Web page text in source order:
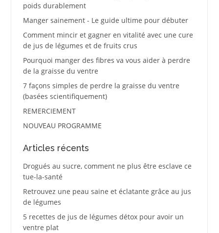
poids durablement
Manger sainement - Le guide ultime pour débuter
Comment mincir et gagner en vitalité avec une cure
de jus de légumes et de fruits crus
Pourquoi manger des fibres va vous aider à perdre
de la graisse du ventre
7 façons simples de perdre la graisse du ventre
(basées scientifiquement)
REMERCIEMENT
NOUVEAU PROGRAMME
Articles récents
Drogués au sucre, comment ne plus être esclave ce
tue-la-santé
Retrouvez une peau saine et éclatante grâce au jus
de légumes
5 recettes de jus de légumes détox pour avoir un
ventre plat